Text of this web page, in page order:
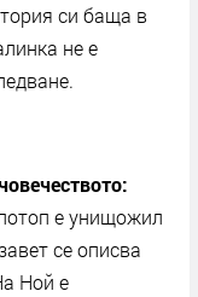
си баща в
не е
е унищожил
се описва
Ной е